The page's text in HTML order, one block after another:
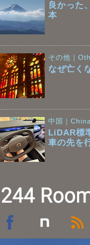
良かった
本
その他｜
なぜ亡く
中国｜
LiDAR標
車の先を